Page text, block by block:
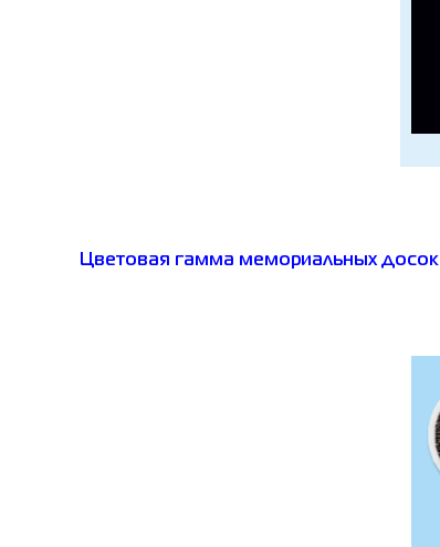
Цветовая гамма мемориальных досок